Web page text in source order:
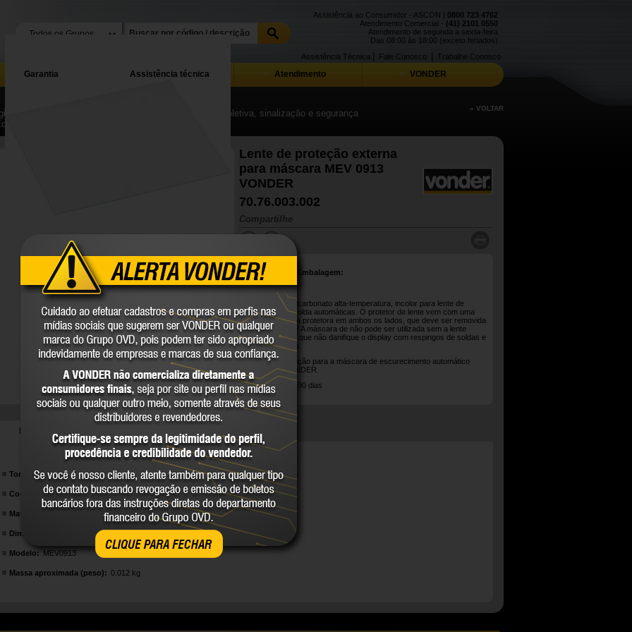
CLIQUE PARA FECHAR
Assistência ao Consumidor - ASCON | 0800 723 4762
Atendimento Comercial - (41) 2101 0550
Atendimento de segunda a sexta-feira
Das 08:00 às 18:00 (exceto feriados)
Trabalhe Conosco
Fale Conosco
Assistência Técnica
Garantia Assistência técnica Atendimento VONDER
Inicial
| Equipamentos de proteção individual, coletiva, sinalização e segurança
para proteção de olhos e face
« VOLTAR
Lente de proteção externa
para máscara MEV 0913
VONDER
70.76.003.002
Compartilhe
Conteúdo da Embalagem:
1 lente.
Protetor de policarbonato alta-temperatura, incolor para lente de
máscaras de solda automáticas. O protetor de lente vem com uma
película plástica protetora em ambos os lados, que deve ser removida
antes do uso. ? A máscara de não pode ser utilizada sem a lente
protetora, para que não danifique o display com respingos de soldas e
outros matérias.
Peça de reposição para a máscara de escurecimento automático
MEV 0913 VONDER.
Garantia legal: 90 dias
Tonalidade: Incolor
Cor: Incolor
Material da lente: Policarbonato
Dimensões: 111,0 mm x 90,0 mm
Modelo: MEV0913
Massa aproximada (peso): 0.012 kg